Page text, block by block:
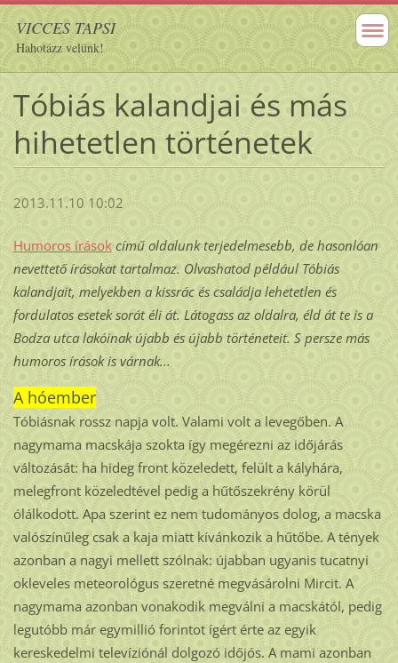
VICCES TAPSI
Hahotázz velünk!
Tóbiás kalandjai és más
hihetetlen történetek
2013.11.10 10:02
Humoros írások című oldalunk terjedelmesebb, de hasonlóan
nevettető írásokat tartalmaz. Olvashatod például Tóbiás
kalandjait, melyekben a kissrác és családja lehetetlen és
fordulatos esetek sorát éli át. Látogass az oldalra, éld át te is a
Bodza utca lakóinak újabb és újabb történeteit. S persze más
humoros írások is várnak...
A hóember
Tóbiásnak rossz napja volt. Valami volt a levegőben. A
nagymama macskája szokta így megérezni az időjárás
változását: ha hideg front közeledett, felült a kályhára,
melegfront közeledtével pedig a hűtőszekrény körül
ólálkodott. Apa szerint ez nem tudományos dolog, a macska
valószínűleg csak a kaja miatt kívánkozik a hűtőbe. A tények
azonban a nagyi mellett szólnak: újabban ugyanis tucatnyi
okleveles meteorológus szeretné megvásárolni Mircit. A
nagymama azonban vonakodik megválni a macskától, pedig
legutóbb már egymillió forintot ígért érte az egyik
kereskedelmi televíziónál dolgozó időjós. A mami azonban